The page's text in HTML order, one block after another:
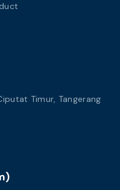
Timur, Tangerang